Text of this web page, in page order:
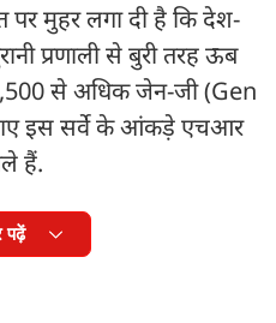
पर मुहर लगा दी है कि देश-
प्रणाली से बुरी तरह ऊब
से अधिक जेन-जी (Gen
इस सर्वे के आंकड़े एचआर
हैं.
पढ़ें